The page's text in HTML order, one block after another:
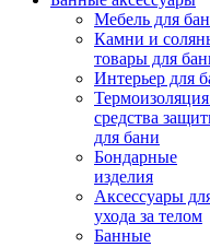
Мебель для
Камни и
товары для
Интерьер для
средства
для бани
Бондарные
изделия
Аксеcсуары
ухода за телом
Банные